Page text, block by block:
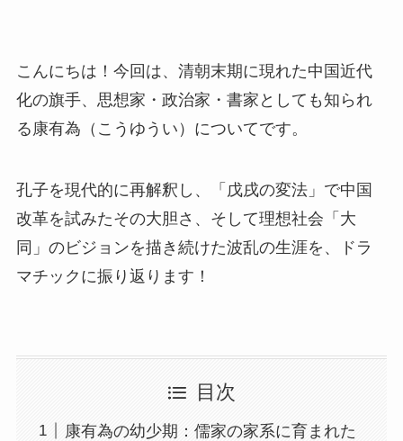
こんにちは！今回は、清朝末期に現れた中国近代
化の旗手、思想家・政治家・書家としても知られ
る康有為（こうゆうい）についてです。
孔子を現代的に再解釈し、「戊戌の変法」で中国
改革を試みたその大胆さ、そして理想社会「大
同」のビジョンを描き続けた波乱の生涯を、ドラ
マチックに振り返ります！
目次
康有為の幼少期：儒家の家系に育まれた